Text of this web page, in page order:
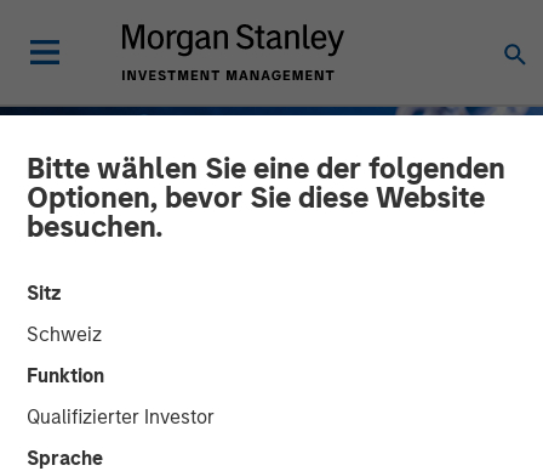
Bitte wählen Sie eine der folgenden
Optionen, bevor Sie diese Website
besuchen.
Sitz
Schweiz
Funktion
Qualifizierter Investor
Sprache